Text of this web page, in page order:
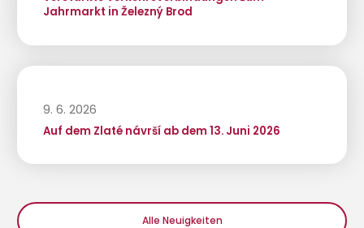
Jahrmarkt in Železný Brod
9. 6. 2026
Auf dem Zlaté návrší ab dem 13. Juni 2026
Alle Neuigkeiten